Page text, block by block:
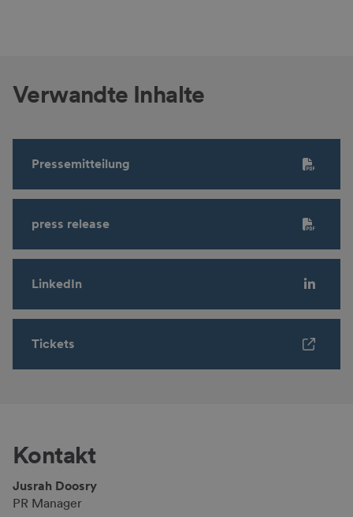
Verwandte Inhalte
Pressemitteilung
press release
LinkedIn
Tickets
Kontakt
Jusrah Doosry
PR Manager